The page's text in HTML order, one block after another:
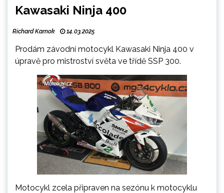
Kawasaki Ninja 400
Richard Karnok 14.03.2025
Prodám závodní motocykl Kawasaki Ninja 400 v
úpravě pro mistroství světa ve třídě SSP 300.
Motocykl zcela připraven na sezónu k motocyklu